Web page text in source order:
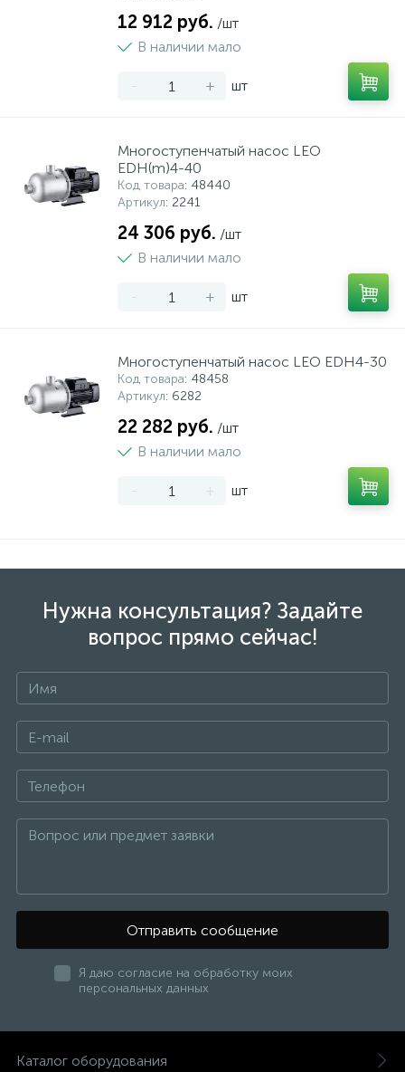
12 912 руб. /шт
В наличии мало
- + шт
Многоступенчатый насос LEO
EDH(m)4-40
Код товара: 48440
Артикул: 2241
24 306 руб. /шт
В наличии мало
- + шт
Многоступенчатый насос LEO EDH4-30
Код товара: 48458
Артикул: 6282
22 282 руб. /шт
В наличии мало
- + шт
Нужна консультация? Задайте
вопрос прямо сейчас!
Отправить сообщение
Я даю согласие на обработку моих
персональных данных
Каталог оборудования